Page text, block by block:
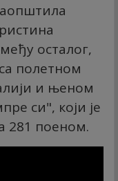
осталог,
полетном
и њеном
си", који је
281 поеном.